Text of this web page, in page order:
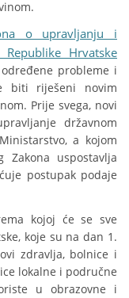
o upravljanju i
Hrvatske
probleme i
biti riješeni novim
Prije svega, novi
državnom
a kojom
uspostavlja
postupak podaje
kojoj će se sve
koje su na dan 1.
zdravlja, bolnice i
lokalne i područne
u obrazovne i